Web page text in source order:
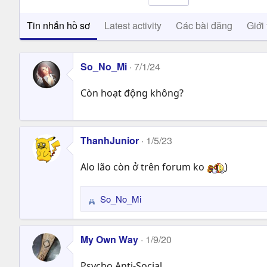
Tin nhắn hồ sơ Latest activity Các bài đăng Giới
So_No_Mi 7/1/24
Còn hoạt động không?
ThanhJunior 1/5/23
Alo lão còn ở trên forum ko )
R
e
a
c
So_No_Mi
My Own Way 1/9/20